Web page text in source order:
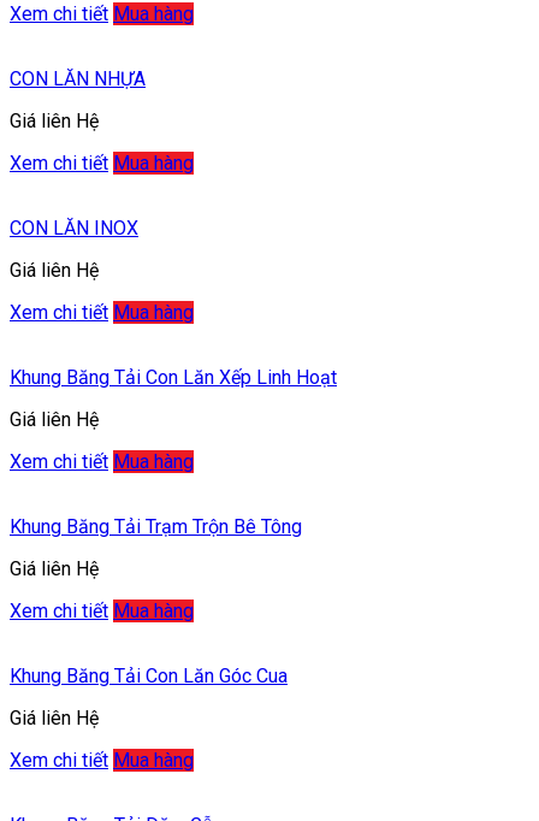
Xem chi tiết Mua hàng
CON LĂN NHỰA
Giá liên Hệ
Xem chi tiết Mua hàng
CON LĂN INOX
Giá liên Hệ
Xem chi tiết Mua hàng
Khung Băng Tải Con Lăn Xếp Linh Hoạt
Giá liên Hệ
Xem chi tiết Mua hàng
Khung Băng Tải Trạm Trộn Bê Tông
Giá liên Hệ
Xem chi tiết Mua hàng
Khung Băng Tải Con Lăn Góc Cua
Giá liên Hệ
Xem chi tiết Mua hàng